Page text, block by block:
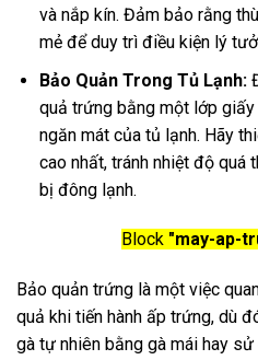
và nắp kín. Đảm bảo rằng
mẻ để duy trì điều kiện lý
Bảo Quản Trong Tủ Lạnh:
quả trứng bằng một lớp
ngăn mát của tủ lạnh. Hãy
cao nhất, tránh nhiệt độ quá
bị đông lạnh.
Block "may-ap-
Bảo quản trứng là một việc
quả khi tiến hành ấp trứng, dù
gà tự nhiên bằng gà mái hay sử